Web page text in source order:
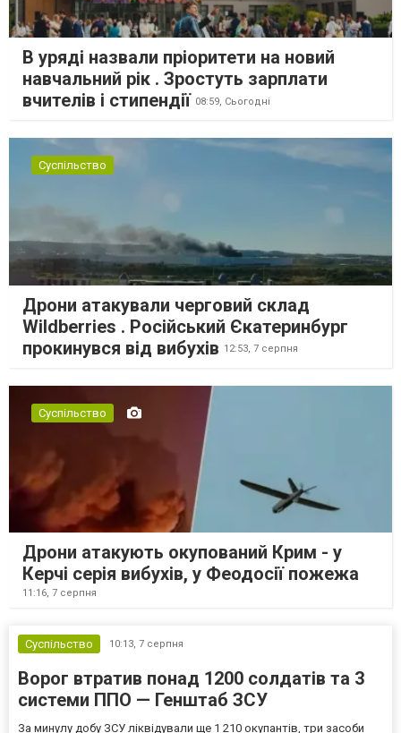
В уряді назвали пріоритети на новий
навчальний рік . Зростуть зарплати
вчителів і стипендії 08:59, Сьогодні
Суспільство
Дрони атакували черговий склад
Wildberries . Російський Єкатеринбург
прокинувся від вибухів 12:53, 7 серпня
Суспільство
Дрони атакують окупований Крим - у
Керчі серія вибухів, у Феодосії пожежа
11:16, 7 серпня
Суспільство 10:13, 7 серпня
Ворог втратив понад 1200 солдатів та 3
системи ППО — Генштаб ЗСУ
За минулу добу ЗСУ ліквідували ще 1 210 окупантів, три засоби